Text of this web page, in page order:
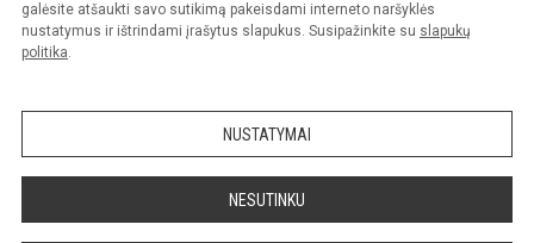
galėsite atšaukti savo sutikimą pakeisdami interneto naršyklės
nustatymus ir ištrindami įrašytus slapukus. Susipažinkite su slapukų
politika.
NUSTATYMAI
NESUTINKU
Prieinamumo paraiška Slapukų valdymas
Sumanus būdas atnaujinti